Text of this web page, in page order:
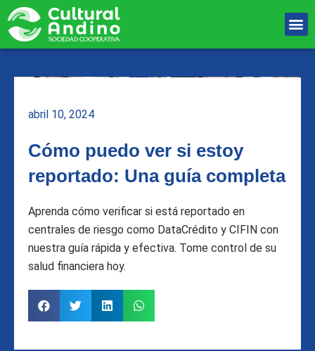
contenido
abril 10, 2024
Cómo puedo ver si estoy
reportado: Una guía completa
Aprenda cómo verificar si está reportado en
centrales de riesgo como DataCrédito y CIFIN con
nuestra guía rápida y efectiva. Tome control de su
salud financiera hoy.